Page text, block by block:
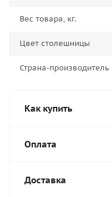
Вес товара, кг.
Цвет столешницы
Страна-производитель
Как купить
Оплата
Доставка